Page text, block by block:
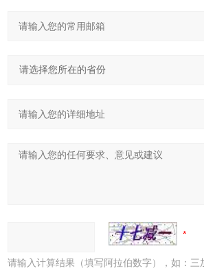
请输入计算结果（填写阿拉伯数字），如：三